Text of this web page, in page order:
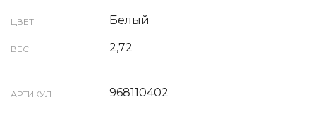
ЦВЕТ Белый
ВЕС 2,72
АРТИКУЛ 968110402